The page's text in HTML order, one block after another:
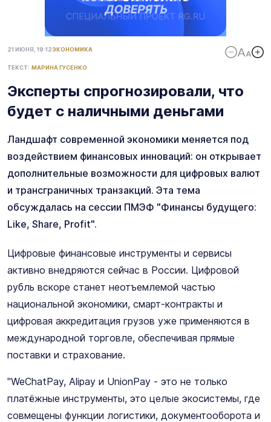
21 ИЮНЯ, 19:12ЭКОНОМИКА
ТЕКСТ: МАРИНА ГУСЕНКО
Эксперты спрогнозировали, что
будет с наличными деньгами
Ландшафт современной экономики меняется под
воздействием финансовых инноваций: он открывает
дополнительные возможности для цифровых валют
и трансграничных транзакций. Эта тема
обсуждалась на сессии ПМЭФ "Финансы будущего:
Like, Share, Profit".
Цифровые финансовые инструменты и сервисы
активно внедряются сейчас в России. Цифровой
рубль вскоре станет неотъемлемой частью
национальной экономики, смарт-контракты и
цифровая аккредитация грузов уже применяются в
международной торговле, обеспечивая прямые
поставки и страхование.
"WeChatPay, Alipay и UnionPay - это не только
платёжные инструменты, это целые экосистемы, где
совмещены функции логистики, документооборота и